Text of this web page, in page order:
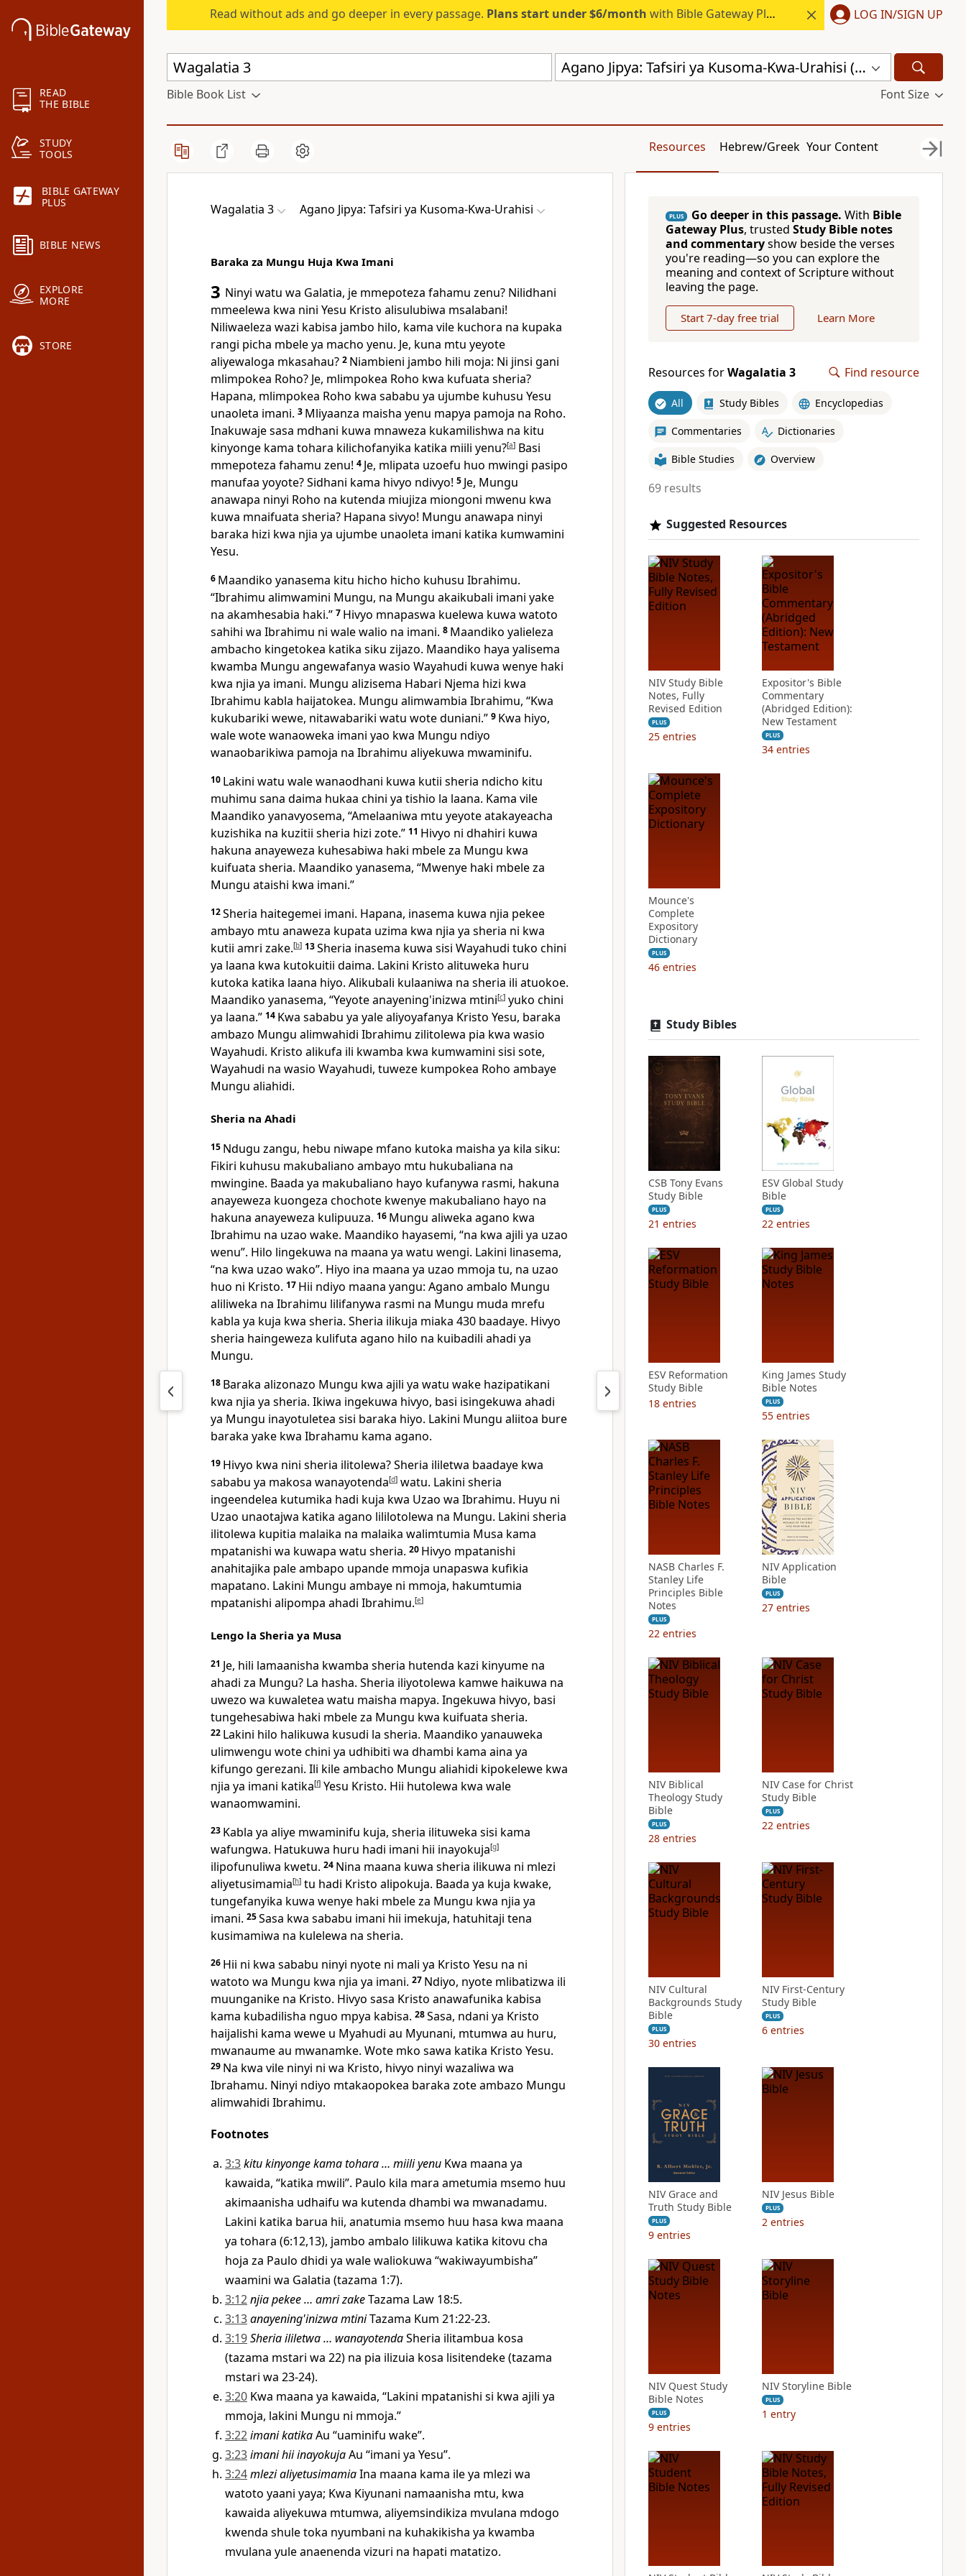
READ
THE BIBLE
STUDY
TOOLS
BIBLE GATEWAY
PLUS
BIBLE NEWS
EXPLORE
MORE
STORE
Read without ads and go deeper in every passage. Plans start under $6/month with Bible Gateway Plus. LOG IN/SIGN UP
Agano Jipya: Tafsiri ya Kusoma-Kwa-Urahisi (TKU)
Bible Book List Font Size
Resources Hebrew/Greek Your Content
Wagalatia 3 Agano Jipya: Tafsiri ya Kusoma-Kwa-Urahisi
Baraka za Mungu Huja Kwa Imani
3 Ninyi watu wa Galatia, je mmepoteza fahamu zenu? Nilidhani
mmeelewa kwa nini Yesu Kristo alisulubiwa msalabani!
Niliwaeleza wazi kabisa jambo hilo, kama vile kuchora na kupaka
rangi picha mbele ya macho yenu. Je, kuna mtu yeyote
aliyewaloga mkasahau? 2 Niambieni jambo hili moja: Ni jinsi gani
mlimpokea Roho? Je, mlimpokea Roho kwa kufuata sheria?
Hapana, mlimpokea Roho kwa sababu ya ujumbe kuhusu Yesu
unaoleta imani. 3 Mliyaanza maisha yenu mapya pamoja na Roho.
Inakuwaje sasa mdhani kuwa mnaweza kukamilishwa na kitu
kinyonge kama tohara kilichofanyika katika miili yenu?[a] Basi
mmepoteza fahamu zenu! 4 Je, mlipata uzoefu huo mwingi pasipo
manufaa yoyote? Sidhani kama hivyo ndivyo! 5 Je, Mungu
anawapa ninyi Roho na kutenda miujiza miongoni mwenu kwa
kuwa mnaifuata sheria? Hapana sivyo! Mungu anawapa ninyi
baraka hizi kwa njia ya ujumbe unaoleta imani katika kumwamini
Yesu.
6 Maandiko yanasema kitu hicho hicho kuhusu Ibrahimu.
“Ibrahimu alimwamini Mungu, na Mungu akaikubali imani yake
na akamhesabia haki.” 7 Hivyo mnapaswa kuelewa kuwa watoto
sahihi wa Ibrahimu ni wale walio na imani. 8 Maandiko yalieleza
ambacho kingetokea katika siku zijazo. Maandiko haya yalisema
kwamba Mungu angewafanya wasio Wayahudi kuwa wenye haki
kwa njia ya imani. Mungu alizisema Habari Njema hizi kwa
Ibrahimu kabla haijatokea. Mungu alimwambia Ibrahimu, “Kwa
kukubariki wewe, nitawabariki watu wote duniani.” 9 Kwa hiyo,
wale wote wanaoweka imani yao kwa Mungu ndiyo
wanaobarikiwa pamoja na Ibrahimu aliyekuwa mwaminifu.
10 Lakini watu wale wanaodhani kuwa kutii sheria ndicho kitu
muhimu sana daima hukaa chini ya tishio la laana. Kama vile
Maandiko yanavyosema, “Amelaaniwa mtu yeyote atakayeacha
kuzishika na kuzitii sheria hizi zote.” 11 Hivyo ni dhahiri kuwa
hakuna anayeweza kuhesabiwa haki mbele za Mungu kwa
kuifuata sheria. Maandiko yanasema, “Mwenye haki mbele za
Mungu ataishi kwa imani.”
12Sheria haitegemei imani. Hapana, inasema kuwa njia pekee
ambayo mtu anaweza kupata uzima kwa njia ya sheria ni kwa
kutii amri zake.[b] 13Sheria inasema kuwa sisi Wayahudi tuko chini
ya laana kwa kutokuitii daima. Lakini Kristo alituweka huru
kutoka katika laana hiyo. Alikubali kulaaniwa na sheria ili atuokoe.
Maandiko yanasema, “Yeyote anayening'inizwa mtini[c] yuko chini
ya laana.” 14 Kwa sababu ya yale aliyoyafanya Kristo Yesu, baraka
ambazo Mungu alimwahidi Ibrahimu zilitolewa pia kwa wasio
Wayahudi. Kristo alikufa ili kwamba kwa kumwamini sisi sote,
Wayahudi na wasio Wayahudi, tuweze kumpokea Roho ambaye
Mungu aliahidi.
Sheria na Ahadi
15 Ndugu zangu, hebu niwape mfano kutoka maisha ya kila siku:
Fikiri kuhusu makubaliano ambayo mtu hukubaliana na
mwingine. Baada ya makubaliano hayo kufanywa rasmi, hakuna
anayeweza kuongeza chochote kwenye makubaliano hayo na
hakuna anayeweza kulipuuza. 16 Mungu aliweka agano kwa
Ibrahimu na uzao wake. Maandiko hayasemi, “na kwa ajili ya uzao
wenu”. Hilo lingekuwa na maana ya watu wengi. Lakini linasema,
“na kwa uzao wako”. Hiyo ina maana ya uzao mmoja tu, na uzao
huo ni Kristo. 17 Hii ndiyo maana yangu: Agano ambalo Mungu
aliliweka na Ibrahimu lilifanywa rasmi na Mungu muda mrefu
kabla ya kuja kwa sheria. Sheria ilikuja miaka 430 baadaye. Hivyo
sheria haingeweza kulifuta agano hilo na kuibadili ahadi ya
Mungu.
18 Baraka alizonazo Mungu kwa ajili ya watu wake hazipatikani
kwa njia ya sheria. Ikiwa ingekuwa hivyo, basi isingekuwa ahadi
ya Mungu inayotuletea sisi baraka hiyo. Lakini Mungu aliitoa bure
baraka yake kwa Ibrahamu kama agano.
19 Hivyo kwa nini sheria ilitolewa? Sheria ililetwa baadaye kwa
sababu ya makosa wanayotenda[d] watu. Lakini sheria
ingeendelea kutumika hadi kuja kwa Uzao wa Ibrahimu. Huyu ni
Uzao unaotajwa katika agano lililotolewa na Mungu. Lakini sheria
ilitolewa kupitia malaika na malaika walimtumia Musa kama
mpatanishi wa kuwapa watu sheria. 20 Hivyo mpatanishi
anahitajika pale ambapo upande mmoja unapaswa kufikia
mapatano. Lakini Mungu ambaye ni mmoja, hakumtumia
mpatanishi alipompa ahadi Ibrahimu.[e]
Lengo la Sheria ya Musa
21 Je, hili lamaanisha kwamba sheria hutenda kazi kinyume na
ahadi za Mungu? La hasha. Sheria iliyotolewa kamwe haikuwa na
uwezo wa kuwaletea watu maisha mapya. Ingekuwa hivyo, basi
tungehesabiwa haki mbele za Mungu kwa kuifuata sheria.
22 Lakini hilo halikuwa kusudi la sheria. Maandiko yanauweka
ulimwengu wote chini ya udhibiti wa dhambi kama aina ya
kifungo gerezani. Ili kile ambacho Mungu aliahidi kipokelewe kwa
njia ya imani katika[f] Yesu Kristo. Hii hutolewa kwa wale
wanaomwamini.
23 Kabla ya aliye mwaminifu kuja, sheria ilituweka sisi kama
wafungwa. Hatukuwa huru hadi imani hii inayokuja[g]
ilipofunuliwa kwetu. 24 Nina maana kuwa sheria ilikuwa ni mlezi
aliyetusimamia[h] tu hadi Kristo alipokuja. Baada ya kuja kwake,
tungefanyika kuwa wenye haki mbele za Mungu kwa njia ya
imani. 25Sasa kwa sababu imani hii imekuja, hatuhitaji tena
kusimamiwa na kulelewa na sheria.
26 Hii ni kwa sababu ninyi nyote ni mali ya Kristo Yesu na ni
watoto wa Mungu kwa njia ya imani. 27 Ndiyo, nyote mlibatizwa ili
muunganike na Kristo. Hivyo sasa Kristo anawafunika kabisa
kama kubadilisha nguo mpya kabisa. 28Sasa, ndani ya Kristo
haijalishi kama wewe u Myahudi au Myunani, mtumwa au huru,
mwanaume au mwanamke. Wote mko sawa katika Kristo Yesu.
29 Na kwa vile ninyi ni wa Kristo, hivyo ninyi wazaliwa wa
Ibrahamu. Ninyi ndiyo mtakaopokea baraka zote ambazo Mungu
alimwahidi Ibrahimu.
Footnotes
3:3kitu kinyonge kama tohara … miili yenu Kwa maana ya
kawaida, “katika mwili”. Paulo kila mara ametumia msemo huu
akimaanisha udhaifu wa kutenda dhambi wa mwanadamu.
Lakini katika barua hii, anatumia msemo huu hasa kwa maana
ya tohara (6:12,13), jambo ambalo lilikuwa katika kitovu cha
hoja za Paulo dhidi ya wale waliokuwa “wakiwayumbisha”
waamini wa Galatia (tazama 1:7).
3:12njia pekee … amri zakeTazama Law 18:5.
3:13anayening'inizwa mtiniTazama Kum 21:22-23.
3:19Sheria ililetwa … wanayotendaSheria ilitambua kosa
(tazama mstari wa 22) na pia ilizuia kosa lisitendeke (tazama
mstari wa 23-24).
3:20 Kwa maana ya kawaida, “Lakini mpatanishi si kwa ajili ya
mmoja, lakini Mungu ni mmoja.”
3:22imani katikaAu “uaminifu wake”.
3:23imani hii inayokujaAu “imani ya Yesu”.
3:24mlezi aliyetusimamiaIna maana kama ile ya mlezi wa
watoto yaani yaya; Kwa Kiyunani namaanisha mtu, kwa
kawaida aliyekuwa mtumwa, aliyemsindikiza mvulana mdogo
kwenda shule toka nyumbani na kuhakikisha ya kwamba
mvulana yule anaenenda vizuri na hapati matatizo.
PLUS Go deeper in this passage. With Bible
Gateway Plus, trusted Study Bible notes
and commentaryshow beside the verses
you're reading—so you can explore the
meaning and context of Scripture without
leaving the page.
Start 7-day free trial Learn More
Resources forWagalatia 3 Find resource
All Study Bibles Encyclopedias
Commentaries Dictionaries
Bible Studies Overview
69 results
Suggested Resources
NIV Study Bible
Notes, Fully
Revised Edition
PLUS
25 entries
Expositor's Bible
Commentary
(Abridged Edition):
New Testament
PLUS
34 entries
Mounce's
Complete
Expository
Dictionary
PLUS
46 entries
Study Bibles
CSB Tony Evans
Study Bible
PLUS
21 entries
ESV Global Study
Bible
PLUS
22 entries
ESV Reformation
Study Bible
18 entries
King James Study
Bible Notes
PLUS
55 entries
NASB Charles F.
Stanley Life
Principles Bible
Notes
PLUS
22 entries
NIV Application
Bible
PLUS
27 entries
NIV Biblical
Theology Study
Bible
PLUS
28 entries
NIV Case for Christ
Study Bible
PLUS
22 entries
NIV Cultural
Backgrounds Study
Bible
PLUS
30 entries
NIV First-Century
Study Bible
PLUS
6 entries
NIV Grace and
Truth Study Bible
PLUS
9 entries
NIV Jesus Bible
PLUS
2 entries
NIV Quest Study
Bible Notes
PLUS
9 entries
NIV Storyline Bible
PLUS
1 entry